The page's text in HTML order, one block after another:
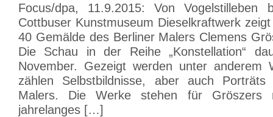
Focus/dpa, 11.9.2015: Von Vogelstilleben
Cottbuser Kunstmuseum Dieselkraftwerk
40 Gemälde des Berliner Malers Clemens
Die Schau in der Reihe „Konstellation“
November. Gezeigt werden unter anderem
zählen Selbstbildnisse, aber auch
Malers. Die Werke stehen für Gröszers
jahrelanges […]